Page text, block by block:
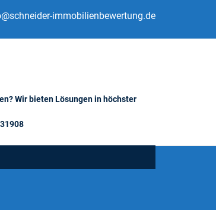
immobilienbewertung.de
Wir bieten Lösungen in höchster